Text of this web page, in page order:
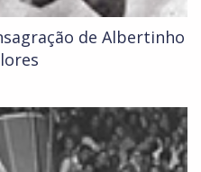
de Albertinho